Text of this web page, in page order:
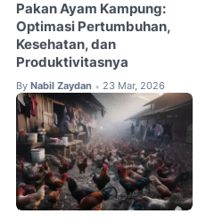
Pakan Ayam Kampung:
Optimasi Pertumbuhan,
Kesehatan, dan
Produktivitasnya
By Nabil Zaydan • 23 Mar, 2026